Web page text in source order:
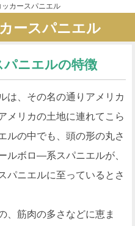
カースパニエル
ースパニエル
ニエルの特徴
は、その名の通りアメリカ
メリカの土地に連れてこら
ルの中でも、頭の形の丸さ
ルボロ―系スパニエルが、
パニエルに至っているとさ
、筋肉の多さなどに恵ま